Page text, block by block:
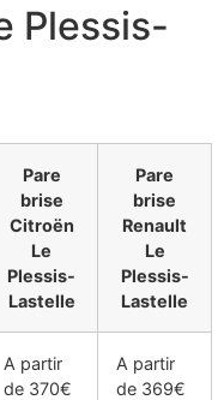
Plessis-
Pare
brise
Citroën
Le
Plessis-
Lastelle
Pare
brise
Renault
Le
Plessis-
Lastelle
A partir
de 370€
A partir
de 369€